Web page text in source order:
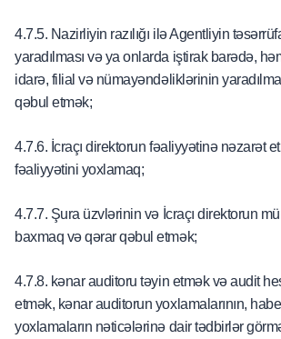
4.7.5. Nazirliyin razılığı ilə Agentliyin
yaradılması və ya onlarda iştirak barədə,
idarə, filial və nümayəndəliklərinin
qəbul etmək;
4.7.6. İcraçı direktorun fəaliyyətinə nəzarət
fəaliyyətini yoxlamaq;
4.7.7. Şura üzvlərinin və İcraçı direktorun
baxmaq və qərar qəbul etmək;
4.7.8. kənar auditoru təyin etmək və audit
etmək, kənar auditorun yoxlamalarının,
yoxlamaların nəticələrinə dair tədbirlər